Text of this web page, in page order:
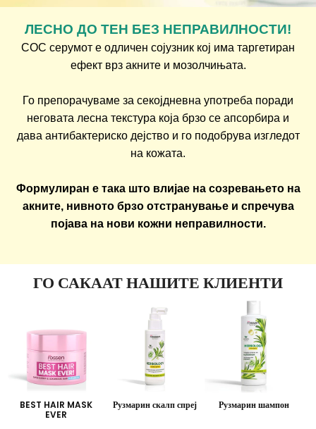
ЛЕСНО ДО ТЕН БЕЗ НЕПРАВИЛНОСТИ!
СОС серумот е одличен сојузник кој има таргетиран
ефект врз акните и мозолчињата.
Го препорачуваме за секојдневна употреба поради
неговата лесна текстура која брзо се апсорбира и
дава антибактериско дејство и го подобрува изгледот
на кожата.
Формулиран е така што влијае на созревањето на
акните, нивното брзо отстранување и спречува
појава на нови кожни неправилности.
ГО САКААТ НАШИТЕ КЛИЕНТИ
BEST HAIR MASK
EVER
Рузмарин скалп спреј Рузмарин шампон